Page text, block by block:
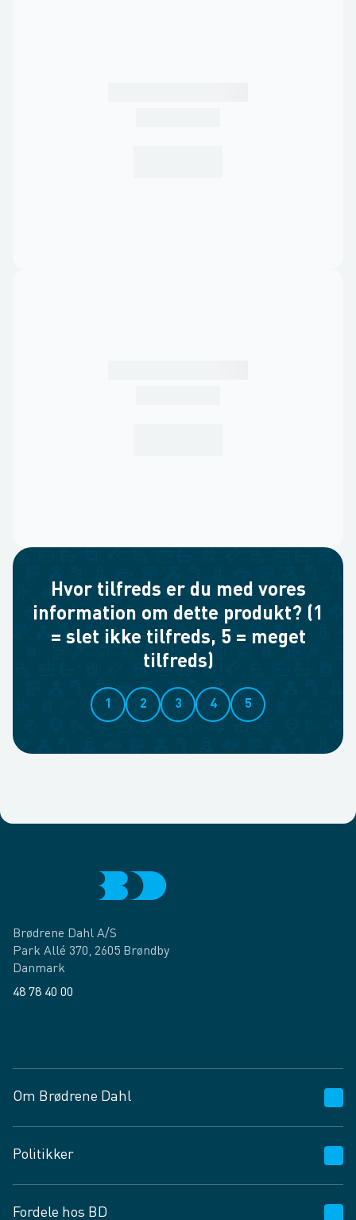
Hvor tilfreds er du med vores
information om dette produkt? (1
= slet ikke tilfreds, 5 = meget
tilfreds)
1 2 3 4 5
Brødrene Dahl A/S
Park Allé 370, 2605 Brøndby
Danmark
48 78 40 00
Om Brødrene Dahl
Vagttelefon 30 10 89 89
Spørgsmål og svar
Job og karriere
Politikker
Fordele hos BD